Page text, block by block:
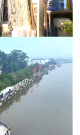
chí cách